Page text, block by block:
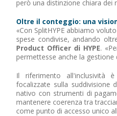
però una distinzione chiara dei
Oltre il conteggio: una
«Con SplitHYPE abbiamo
spese condivise, andando
Product Officer di HYPE.
permettesse anche la
Il riferimento all'inclusività
focalizzate sulla suddivisione
nativo con strumenti di
mantenere coerenza tra
come punto di accesso unico